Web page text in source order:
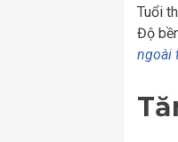
Tuổi
Độ
ngoài